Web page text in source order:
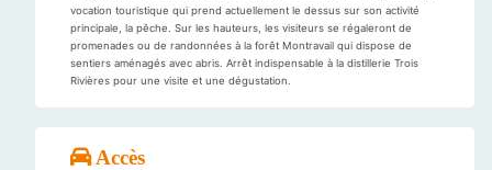
vocation touristique qui prend actuellement le dessus sur son activité
principale, la pêche. Sur les hauteurs, les visiteurs se régaleront de
promenades ou de randonnées à la forêt Montravail qui dispose de
sentiers aménagés avec abris. Arrêt indispensable à la distillerie Trois
Rivières pour une visite et une dégustation.
Accès